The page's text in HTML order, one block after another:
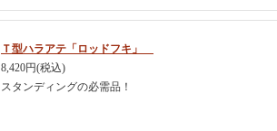
Ｔ型ハラアテ「ロッドフキ」
8,420円(税込)
スタンディングの必需品！